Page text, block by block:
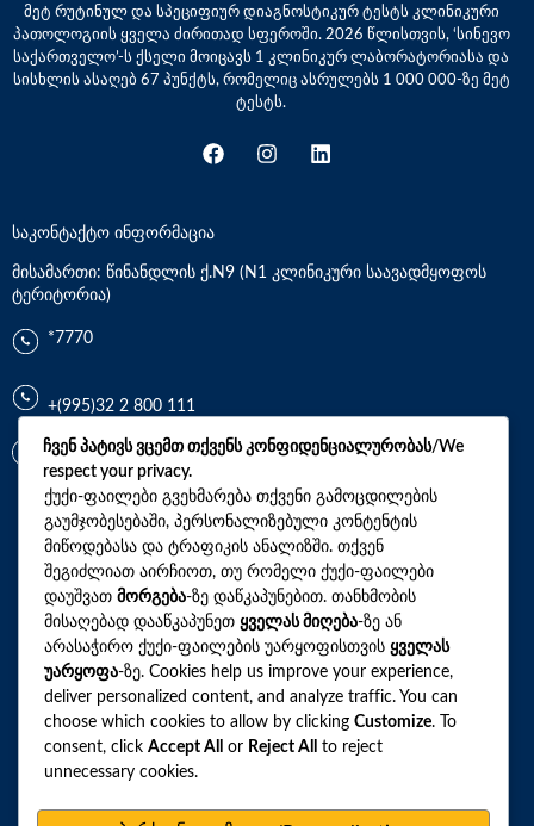
მეტ რუტინულ და სპეციფიურ დიაგნოსტიკურ ტესტს კლინიკური
პათოლოგიის ყველა ძირითად სფეროში. 2026 წლისთვის, ‘სინევო
საქართველო’-ს ქსელი მოიცავს 1 კლინიკურ ლაბორატორიასა და
სისხლის ასაღებ 67 პუნქტს, რომელიც ასრულებს 1 000 000-ზე მეტ
ტესტს.
საკონტაქტო ინფორმაცია
მისამართი: წინანდლის ქ.N9 (N1 კლინიკური საავადმყოფოს
ტერიტორია)
*7770
+(995)32 2 800 111
info@synevo.ge
2021 – 2026 © სინევო. ყველა უფლება დაცულია
ყველა ანალიზი
ჩვენი აქციები და პროფილები
როგორ მოვემზადოთ ტესტების ჩასაბარებლად
ლაბორატორიული ცენტრები
სარედაქციო პოლიტიკა
ვებსაიტის რუკა
ჩვენ პატივს ვცემთ თქვენს კონფიდენციალურობას/We
respect your privacy.
ქუქი-ფაილები გვეხმარება თქვენი გამოცდილების
გაუმჯობესებაში, პერსონალიზებული კონტენტის
მიწოდებასა და ტრაფიკის ანალიზში. თქვენ
შეგიძლიათ აირჩიოთ, თუ რომელი ქუქი-ფაილები
დაუშვათ მორგება-ზე დაწკაპუნებით. თანხმობის
მისაღებად დააწკაპუნეთ ყველას მიღება-ზე ან
არასაჭირო ქუქი-ფაილების უარყოფისთვის ყველას
უარყოფა-ზე. Cookies help us improve your experience,
deliver personalized content, and analyze traffic. You can
choose which cookies to allow by clicking Customize. To
consent, click Accept All or Reject All
to reject
unnecessary cookies.